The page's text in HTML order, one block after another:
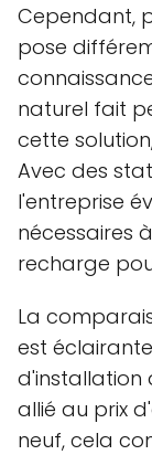
Cependant,
pose
naturel fait
cette
Avec des
l'entreprise
nécessaires
recharge
La
est
d'installation
allié au prix
neuf, cela